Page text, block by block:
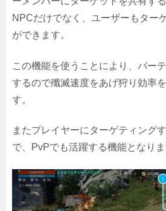
NPCだけでなく、ユーザーもター
ができます。
この機能を使うことにより、パー
するので殲滅速度をあげ狩り効率
す。
またプレイヤーにターゲティング
で、PvPでも活躍する機能となりま